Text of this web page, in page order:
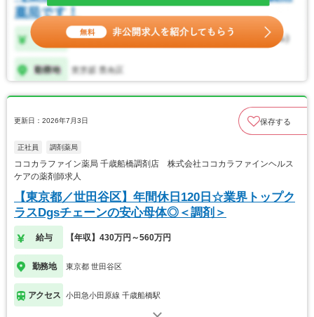
更新日：2026年7月3日 保存する
正社員 調剤薬局
ココカラファイン薬局 千歳船橋調剤店 株式会社ココカラファインヘルス
ケアの薬剤師求人
【東京都／世田谷区】年間休日120日☆業界トップク
ラスDgsチェーンの安心母体◎＜調剤＞
給与 【年収】430万円～560万円
勤務地 東京都 世田谷区
アクセス 小田急小田原線 千歳船橋駅